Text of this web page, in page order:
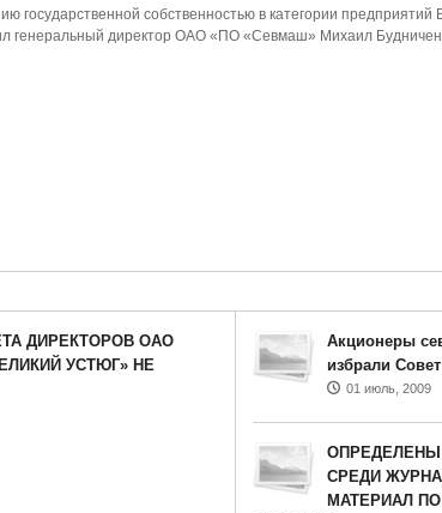
государственной собственностью в категории предприятий
генеральный директор ОАО «ПО «Севмаш» Михаил
ДИРЕКТОРОВ ОАО
УСТЮГ» НЕ
Акционеры
избрали
01 июль, 2009
ОПРЕДЕЛЕНЫ
СРЕДИ
МАТЕРИАЛ